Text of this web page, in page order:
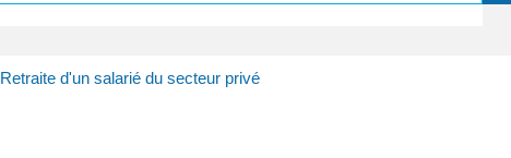
Retraite d'un salarié du secteur privé